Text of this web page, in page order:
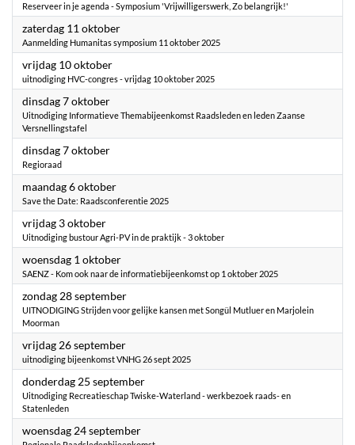
Reserveer in je agenda - Symposium 'Vrijwilligerswerk, Zo belangrijk!'
zaterdag 11 oktober2025
Aanmelding Humanitas symposium 11 oktober 2025
vrijdag 10 oktober2025
uitnodiging HVC-congres - vrijdag 10 oktober 2025
dinsdag 7 oktober2025
Uitnodiging Informatieve Themabijeenkomst Raadsleden en leden Zaanse
Versnellingstafel
dinsdag 7 oktober2025
Regioraad
maandag 6 oktober2025
Save the Date: Raadsconferentie 2025
vrijdag 3 oktober2025
Uitnodiging bustour Agri-PV in de praktijk - 3 oktober
woensdag 1 oktober2025
SAENZ - Kom ook naar de informatiebijeenkomst op 1 oktober 2025
zondag 28 september2025
UITNODIGING Strijden voor gelijke kansen met Songül Mutluer en Marjolein
Moorman
vrijdag 26 september2025
uitnodiging bijeenkomst VNHG 26 sept 2025
donderdag 25 september2025
Uitnodiging Recreatieschap Twiske-Waterland - werkbezoek raads- en
Statenleden
woensdag 24 september2025